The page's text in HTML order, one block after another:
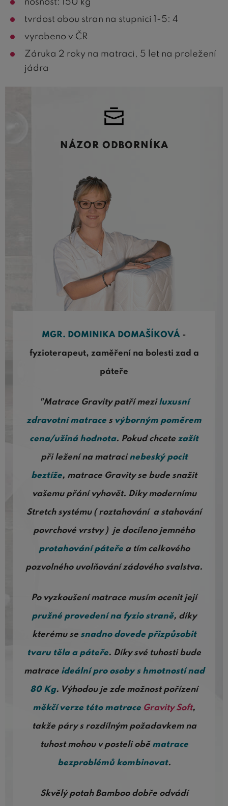
nosnost: 150 kg
tvrdost obou stran na stupnici 1-5: 4
vyrobeno v ČR
Záruka 2 roky na matraci, 5 let na proležení
jádra
NÁZOR ODBORNÍKA
MGR. DOMINIKA DOMAŠÍKOVÁ -
fyzioterapeut, zaměření na bolesti zad a
páteře
"Matrace Gravity patří meziluxusní
zdravotní matrace s výborným poměrem
cena/užiná hodnota. Pokud chcete zažít
při ležení na matracinebeský pocit
beztíže, matrace Gravity se bude snažit
vašemu přání vyhovět. Diky modernímu
Stretch systému ( roztahování a stahování
povrchové vrstvy ) je docíleno jemného
protahování páteřea tím celkového
pozvolného uvolňování zádového svalstva.
Po vyzkoušení matrace musím ocenit její
pružné provedení na fyzio straně, díky
kterému se snadno dovede přizpůsobit
tvaru těla a páteře. Díky své tuhosti bude
matrace ideální pro osoby s hmotností nad
80 Kg. Výhodou je zde možnost pořízení
měkčí verze této matrace Gravity Soft,
takže páry s rozdílným požadavkem na
tuhost mohou v posteli obě matrace
bezproblémů kombinovat.
Skvělý potah Bamboo dobře odvádí